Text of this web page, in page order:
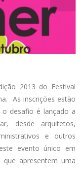
2013 do Festival
As inscrições estão
desafio é lançado a
desde arquitetos,
e outros
evento único em
apresentem uma